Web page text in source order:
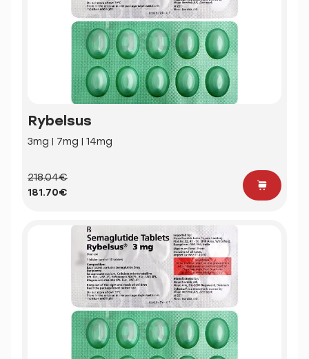
Rybelsus
3mg | 7mg | 14mg
218.04€
181.70€